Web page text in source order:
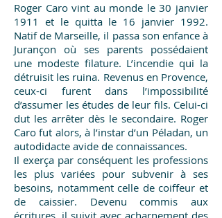
Roger Caro vint au monde le 30 janvier
1911 et le quitta le 16 janvier 1992.
Natif de Marseille, il passa son enfance à
Jurançon où ses parents possédaient
une modeste filature. L’incendie qui la
détruisit les ruina. Revenus en Provence,
ceux-ci furent dans l’impossibilité
d’assumer les études de leur fils. Celui-ci
dut les arrêter dès le secondaire. Roger
Caro fut alors, à l’instar d’un Péladan, un
autodidacte avide de connaissances.
Il exerça par conséquent les professions
les plus variées pour subvenir à ses
besoins, notamment celle de coiffeur et
de caissier. Devenu commis aux
écritures, il suivit avec acharnement des